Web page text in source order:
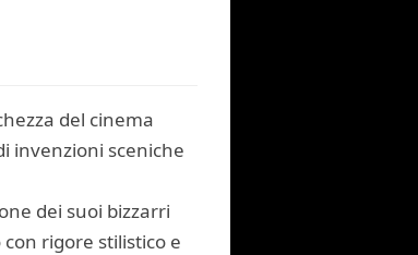
del cinema
invenzioni sceniche
dei suoi bizzarri
rigore stilistico e